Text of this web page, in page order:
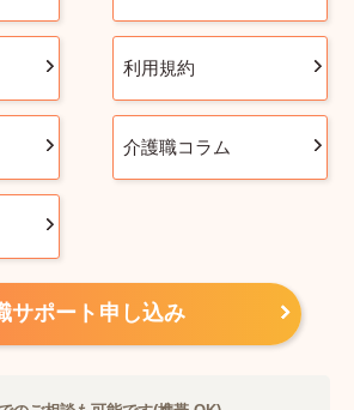
利用規約
介護職コラム
サポート申し込み